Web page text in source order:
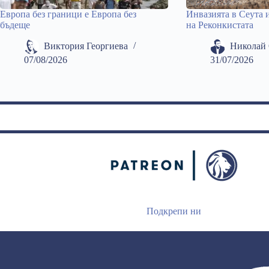
Европа без граници е Европа без
бъдеще
Виктория Георгиева
07/08/2026
Инвазията в Сеута
на Реконкистата
Николай
31/07/2026
Подкрепи ни